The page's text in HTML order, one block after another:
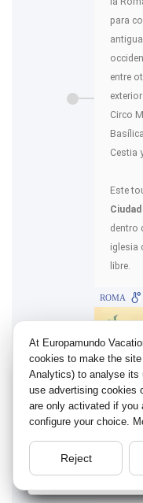
para
entre
Circo
Cestia
Este
dentro
iglesia
libre.
ROMA
Día 13 - LUN.
Wellcome to
Bienvenido a
USA(en)
At Europamundo
cookies to make the
Analytics) to analyse its
use advertising cookies
are only activated if you
configure your choice.
Reject